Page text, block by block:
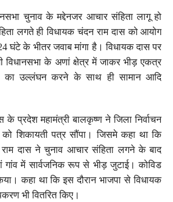
चुनाव के मद्देनजर आचार संहिता लागू हो
लगते ही विधायक चंदन राम दास को आयोग
घंटे के भीतर जवाब मांगा है। विधायक दास पर
विधानसभा के अणां क्षेत्र में जाकर भीड़ एकत्र
का उल्लंघन करने के साथ ही सामान आदि
प्रदेश महामंत्री बालकृष्ण ने जिला निर्वाचन
को शिकायती पत्र सौंपा। जिसमे कहा था कि
दास ने चुनाव आचार संहिता लगने के बाद
में सार्वजनिक रूप से भीड़ जुटाई। कोविड
कहा था कि इस दौरान भाजपा से विधायक
भी वितरित किए।